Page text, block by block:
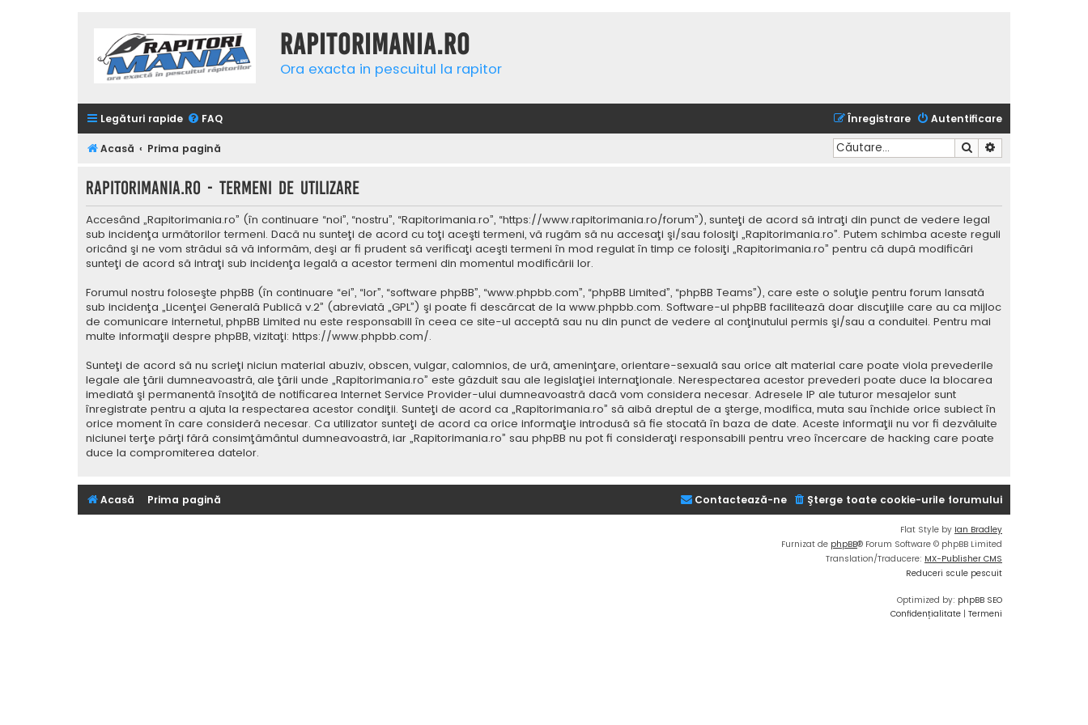
Rapitorimania.ro
Ora exacta in pescuitul la rapitor
Legături rapide FAQ Autentificare
Înregistrare
Acasă Prima pagină Căutare
Rapitorimania.ro - Termeni de utilizare
Accesând „Rapitorimania.ro” (în continuare “noi”, “nostru”, “Rapitorimania.ro”, “https://www.rapitorimania.ro/forum”), sunteţi de acord să intraţi din punct de vedere legal
sub incidenţa următorilor termeni. Dacă nu sunteţi de acord cu toţi aceşti termeni, vă rugăm să nu accesaţi şi/sau folosiţi „Rapitorimania.ro”. Putem schimba aceste reguli
oricând şi ne vom strădui să vă informăm, deşi ar fi prudent să verificaţi aceşti termeni în mod regulat în timp ce folosiţi „Rapitorimania.ro” pentru că după modificări
sunteţi de acord să intraţi sub incidenţa legală a acestor termeni din momentul modificării lor.
Forumul nostru foloseşte phpBB (în continuare “ei”, “lor”, “software phpBB”, “www.phpbb.com”, “phpBB Limited”, “phpBB Teams”), care este o soluţie pentru forum lansată
sub incidenţa „Licenţei Generală Publică v.2” (abreviată „GPL”) şi poate fi descărcat de la www.phpbb.com. Software-ul phpBB facilitează doar discuţiile care au ca mijloc
de comunicare internetul, phpBB Limited nu este responsabill în ceea ce site-ul acceptă sau nu din punct de vedere al conţinutului permis şi/sau a conduitei. Pentru mai
multe informaţii despre phpBB, vizitaţi: https://www.phpbb.com/.
Sunteţi de acord să nu scrieţi niciun material abuziv, obscen, vulgar, calomnios, de ură, ameninţare, orientare-sexuală sau orice alt material care poate viola prevederile
legale ale ţării dumneavoastră, ale ţării unde „Rapitorimania.ro” este găzduit sau ale legislaţiei internaţionale. Nerespectarea acestor prevederi poate duce la blocarea
imediată şi permanentă însoţită de notificarea Internet Service Provider-ului dumneavoastră dacă vom considera necesar. Adresele IP ale tuturor mesajelor sunt
înregistrate pentru a ajuta la respectarea acestor condiţii. Sunteţi de acord ca „Rapitorimania.ro” să aibă dreptul de a şterge, modifica, muta sau închide orice subiect în
orice moment în care consideră necesar. Ca utilizator sunteţi de acord ca orice informaţie introdusă să fie stocată în baza de date. Aceste informaţii nu vor fi dezvăluite
niciunei terţe părţi fără consimţământul dumneavoastră, iar „Rapitorimania.ro” sau phpBB nu pot fi consideraţi responsabili pentru vreo încercare de hacking care poate
duce la compromiterea datelor.
Acasă Prima pagină Şterge toate cookie-urile forumului
Contactează-ne
Flat Style by Ian Bradley
Furnizat de phpBB® Forum Software © phpBB Limited
Translation/Traducere: MX-Publisher CMS
Reduceri scule pescuit
Optimized by: phpBB SEO
Confidențialitate | Termeni